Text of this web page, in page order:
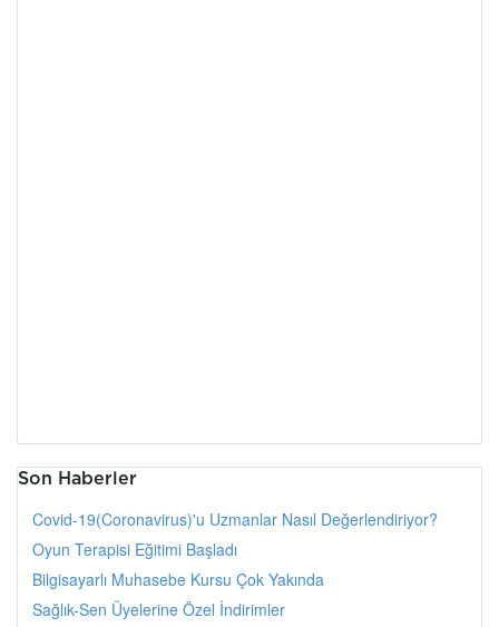
Son Haberler
Covid-19(Coronavirus)'u Uzmanlar Nasıl Değerlendiriyor?
Oyun Terapisi Eğitimi Başladı
Bilgisayarlı Muhasebe Kursu Çok Yakında
Sağlık-Sen Üyelerine Özel İndirimler